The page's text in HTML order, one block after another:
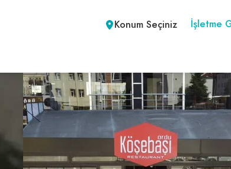
Konum Seçiniz İşletme